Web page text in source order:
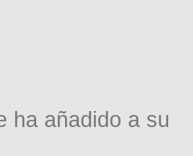
ha añadido a su